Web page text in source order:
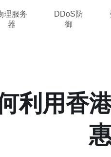
理服务
器
DDoS防
御
利用香